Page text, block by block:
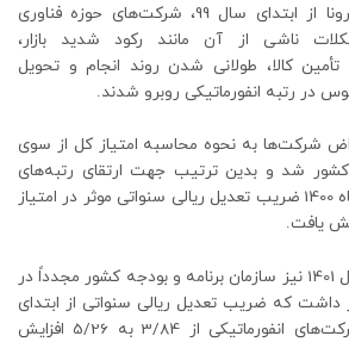
پس از شیوع بیماری کرونا از ابتدای سال 99، شرکت‌های حوزه فناوری
ناشی از آن مانند رکود شدید بازار،
کالا، طولانی شدن روند انجام و تحویل
در رتبه انفورماتیکی روبرو شدند.
شرکت‌ها به نحوه محاسبه امتیاز کل از سوی
کشور شد و بدین ترتیب جهت ارتقای رتبه‌های
شرکت‌ها، از ابتدای دی ماه 1400 ضریب تعدیل ریالی سنواتی موثر در امتیاز
در انتهای ماه شهریور سال 1401 نیز سازمان برنامه و بودجه کشور مجدداً در
329969 اظهار داشت که ضریب تعدیل ریالی سنواتی از ابتدای
آبان‌ماه در رتبه‌‏بندی شرکت‌های انفورماتیکی از 3/84 به 5/26 افزایش